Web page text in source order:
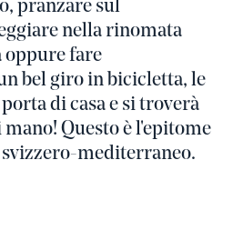
pranzare sul
nella rinomata
oppure fare
bel giro in bicicletta, le
di casa e si troverà
Questo è l'epitome
mediterraneo.